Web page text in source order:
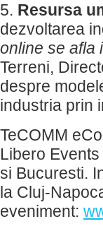
5. Resursa
dezvoltarea
online se afla
Terreni,
despre
industria prin
TeCOMM
Libero
si Bucuresti.
la Cluj-
eveniment: